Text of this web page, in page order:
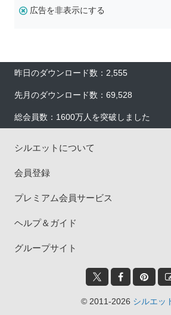
広告を非表示にする
昨日のダウンロード数：2,555
先月のダウンロード数：69,528
総会員数：1600万人を突破しました
シルエットについて
会員登録
プレミアム会員サービス
ヘルプ＆ガイド
グループサイト
© 2011-2026 シルエッ